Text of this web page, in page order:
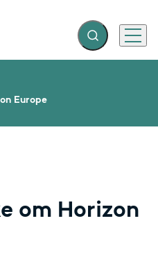
Fold søgefelt ud
Menu
Europe
om Horizon